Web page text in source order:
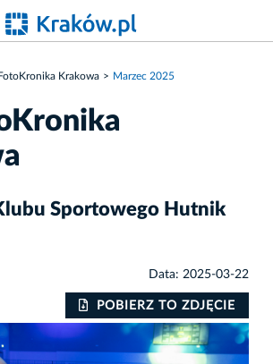
Krakowa Marzec 2025
Sportowego Hutnik
Data: 2025-03-22
POBIERZ TO ZDJĘCIE